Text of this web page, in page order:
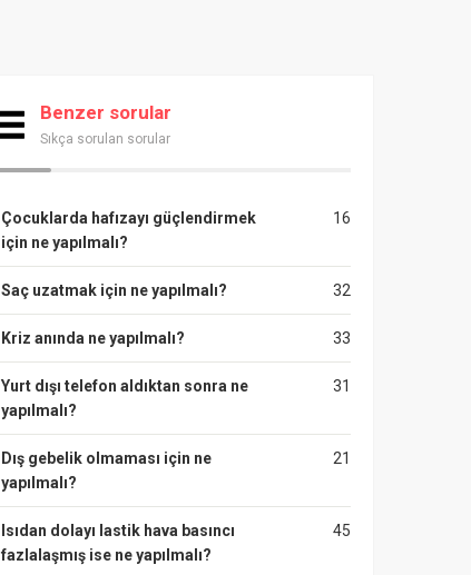
Benzer sorular
Sıkça sorulan sorular
16
Çocuklarda hafızayı güçlendirmek
için ne yapılmalı?
32
Saç uzatmak için ne yapılmalı?
33
Kriz anında ne yapılmalı?
31
Yurt dışı telefon aldıktan sonra ne
yapılmalı?
21
Dış gebelik olmaması için ne
yapılmalı?
45
Isıdan dolayı lastik hava basıncı
fazlalaşmış ise ne yapılmalı?